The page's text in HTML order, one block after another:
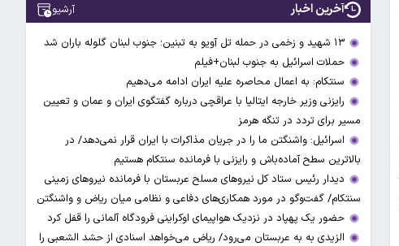
آخرین اخبار آرشیو
۱۳ شهید و زخمی در حمله تل آویو به تبنین؛ جنوب لبنان گلوله باران شد
حملات اسرائیل به جنوب لبنان+فیلم
سنتکام: به اعمال محاصره علیه ایران ادامه می‌دهیم
رایزنی وزیر خارجه ایتالیا با عراقچی درباره گفتگوی ایران و عمان و تعیین
مسیر برای تردد در تنگه هرمز
اسرائیل: واشنگتن ما را در جریان مذاکرات با ایران قرار نمی‌دهد/ در
بالاترین سطح آماده‌باش و رایزنی با فرمانده سنتکام هستیم
دیدار رئیس ستاد کل نیروهای مسلح عربستان با فرمانده نیروهای زمینی
سنتکام/ گفت‌وگو در مورد همکاری‌های دفاعی و نظامی میان ریاض و واشنگتن
حضور یک پهپاد در نزدیک هواپیمای اوکراینی فرودگاه آلمانی را قفل کرد
الزیدی به به عربستان می‌رود/ ریاض می‌خواهد اسنادی از حشد الشعبی را